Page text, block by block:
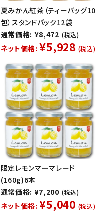
夏みかん紅茶（ティーバッグ10
包）スタンドパック12袋
通常価格: ¥8,472 (税込)
ネット価格: ¥5,928 (税込)
限定レモンマーマレード
(160g)6本
通常価格: ¥7,200 (税込)
ネット価格: ¥5,040 (税込)